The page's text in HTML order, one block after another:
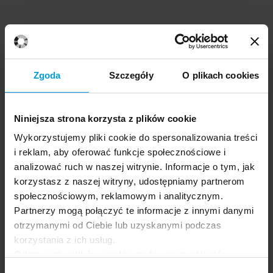
Zgoda Szczegóły O plikach cookies
Niniejsza strona korzysta z plików cookie
Wykorzystujemy pliki cookie do spersonalizowania treści
i reklam, aby oferować funkcje społecznościowe i
analizować ruch w naszej witrynie. Informacje o tym, jak
korzystasz z naszej witryny, udostępniamy partnerom
społecznościowym, reklamowym i analitycznym.
Partnerzy mogą połączyć te informacje z innymi danymi
otrzymanymi od Ciebie lub uzyskanymi podczas
korzystania z ich usług.